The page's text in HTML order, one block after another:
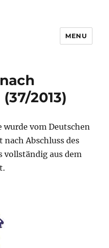
MENU
2013)
wurde vom Deutschen
Abschluss des
vollständig aus dem